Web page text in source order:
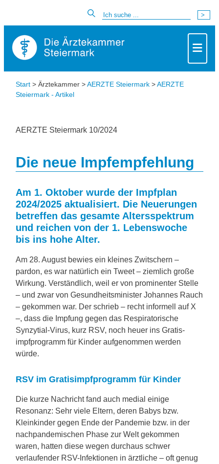
Start > Ärztekammer >AERZTE Steiermark >AERZTE
Steiermark - Artikel
AERZTE Steiermark 10/2024
Die neue Impfempfehlung
Am 1. Oktober wurde der Impfplan
2024/2025 aktualisiert. Die Neuerungen
betreffen das gesamte Altersspektrum
und reichen von der 1. Lebenswoche
bis ins hohe Alter.
Am 28. August bewies ein kleines Zwitschern –
pardon, es war natürlich ein Tweet – ziemlich große
Wirkung. Verständlich, weil er von prominenter Stelle
– und zwar von Gesundheitsminister Johannes Rauch
– gekommen war. Der schrieb – recht informell auf X
–, dass die Impfung gegen das Respiratorische
Synzytial-Virus, kurz RSV, noch heuer ins Gratis­
impfprogramm für Kinder aufgenommen werden
würde.
RSV im Gratisimpfprogramm für Kinder
Die kurze Nachricht fand auch medial einige
Resonanz: Sehr viele Eltern, deren Babys bzw.
Kleinkinder gegen Ende der Pandemie bzw. in der
nachpandemischen Phase zur Welt gekommen
waren, hatten diese wegen durchaus schwer
verlaufender RSV-Infektionen in ärztliche – oft genug